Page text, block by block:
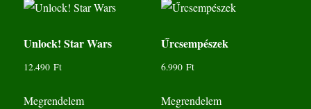
Unlock! Star Wars
12.490Ft
Megrendelem
Űrcsempészek
6.990 Ft
Megrendelem